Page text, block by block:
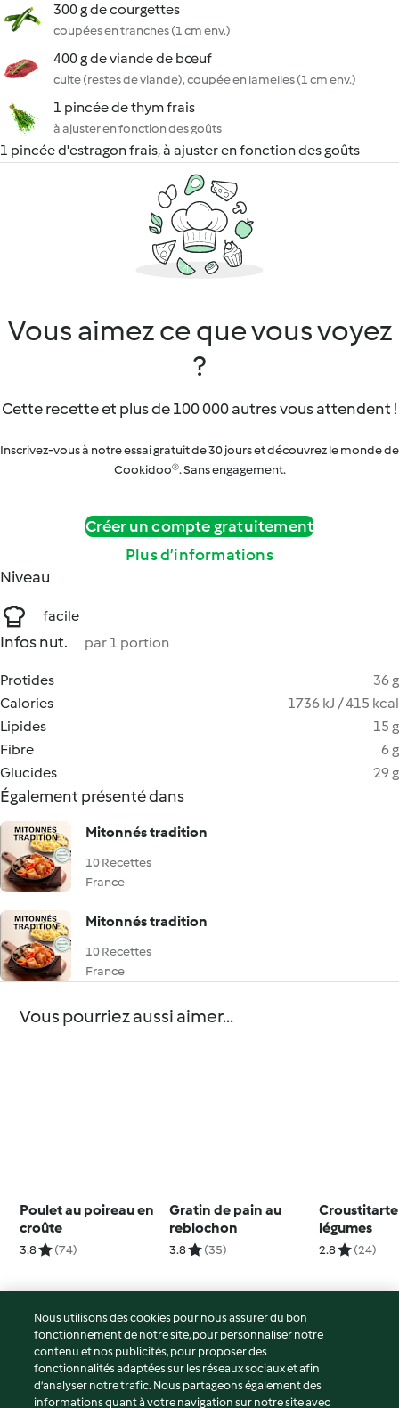
300 g de courgettes
coupées en tranches (1 cm env.)
400 g de viande de bœuf
cuite (restes de viande), coupée en lamelles (1 cm env.)
1 pincée de thym frais
à ajuster en fonction des goûts
1 pincée d'estragon frais, à ajuster en fonction des goûts
Vous aimez ce que vous voyez
?
Cette recette et plus de 100 000 autres vous attendent !
Inscrivez-vous à notre essai gratuit de 30 jours et découvrez le monde de
Cookidoo®. Sans engagement.
Créer un compte gratuitement
Plus d’informations
Niveau
facile
Infos nut. par 1 portion
Protides
36 g
Calories
1736 kJ / 415 kcal
Lipides
15 g
Fibre
6 g
Glucides
29 g
Également présenté dans
Mitonnés tradition
10 Recettes
France
Mitonnés tradition
10 Recettes
France
Vous pourriez aussi aimer...
Poulet au poireau en
croûte
3.8 (74)
Gratin de pain au
reblochon
3.8 (35)
légumes
2.8 (24)
© Copyright 2026
Conditions d'utilisation
Politique de confidentialité
Nous utilisons des cookies pour nous assurer du bon
fonctionnement de notre site, pour personnaliser notre
contenu et nos publicités, pour proposer des
fonctionnalités adaptées sur les réseaux sociaux et afin
d’analyser notre trafic. Nous partageons également des
informations quant à votre navigation sur notre site avec